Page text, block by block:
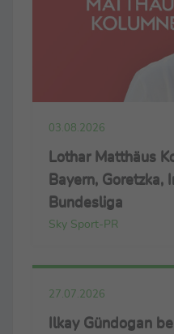
03.08.2026
Lothar Matthäus
Bayern, Goretzka,
Bundesliga
Sky Sport-PR
27.07.2026
Ilkay Gündogan